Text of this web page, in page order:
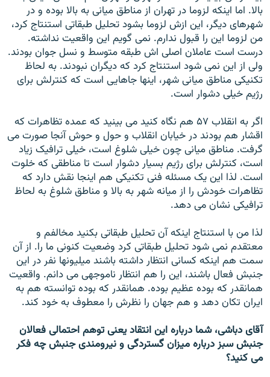
بالا. اما اينکه لزوما در تهران از مناطق ميانی به بالا بوده و در
شهرهای ديگر، اين ازش لزوما بشود تحليل طبقاتی استنتاج کرد،
من لزوما اين را قبول ندارم. نمی گويم اين واقعيت نداشته.
درست است عاملان اصلی اش طبقه متوسط و نسل جوان بودند.
ولی از اين نمی شود استنتاج کرد که ديگران نبودند. به لحاظ
تکنيکی مناطق ميانی شهر، اينها جاهايی است که کنترلش برای
رژيم خيلی دشوار است.
اگر به انقلاب ۵۷ هم نگاه کنيد می بينيد که عمده تظاهرات که
اقشار هم بودند در خيابان انقلاب و حول و حوش آنجا صورت می
گرفت. مناطق ميانی چون خيلی شلوغ است، خيلی ترافيک زياد
است، کنترلش برای رژيم بسيار دشوار است تا مناطقی که خلوت
است. لذا اين يک مسئله فنی تکنيکی هم اينجا نقش دارد که
تظاهرات خودش را از ميانه شهر به بالا و مناطق شلوغ به لحاظ
ترافيکی نشان می دهد.
لذا من با استنتاج اينکه آن تحليل طبقاتی بکنيد مخالفم و
معتقدم نمی شود تحليل طبقاتی کرد وضعيت کنونی ما را. از آن
سمت هم اينکه کسانی انتظار داشته باشند ميليونها نفر در اين
جنبش فعال باشند، اين را هم انتظار ناموجهی می دانم. واقعيت
همانقدر که بوده عظيم بوده. همانقدر که بوده توانسته هم به
ايران تکان دهد و هم جهان را نظرش را معطوف به خود کند.
آقای دباشی، شما درباره اين انتقاد يعنی توهم احتمالی فعالان
جنبش سبز درباره ميزان گستردگی و نيرومندی جنبش چه فکر
می کنيد؟